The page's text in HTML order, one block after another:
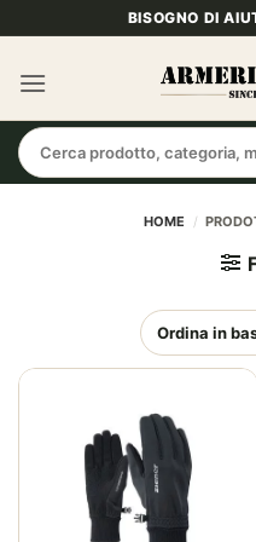
ai
contenuti
BISOGNO DI
Cerca:
HOME /